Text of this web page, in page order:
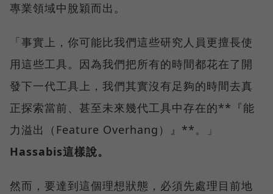
專業領域中脫穎而出。
「事實上，你可能比我們這些研究人員更擅長使
用這些工具。因為我們把所有的時間都花在了開
發下一代工具上，我們其實沒有足夠的時間去真
正探索當前、甚至未來幾代工具中存在的**『能
力溢出（Feature Overhang）』**。」
Hassabis這樣說。
然而，要達到這個理想狀態，必須先處理目前地